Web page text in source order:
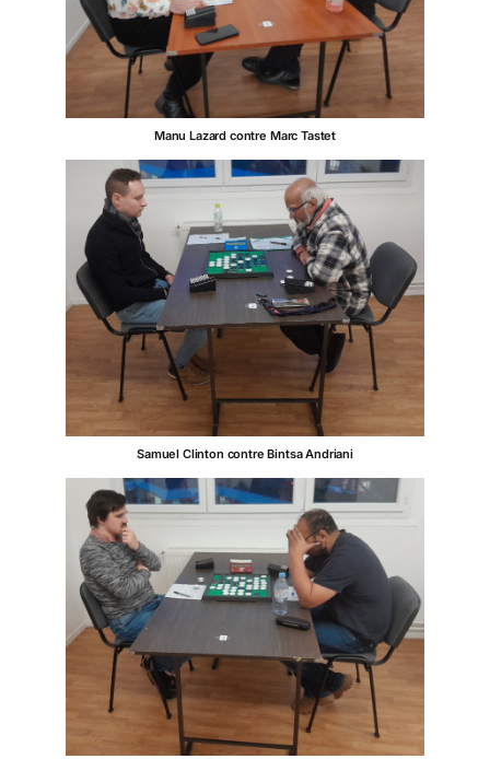
Manu Lazard contre Marc Tastet
Samuel Clinton contre Bintsa Andriani